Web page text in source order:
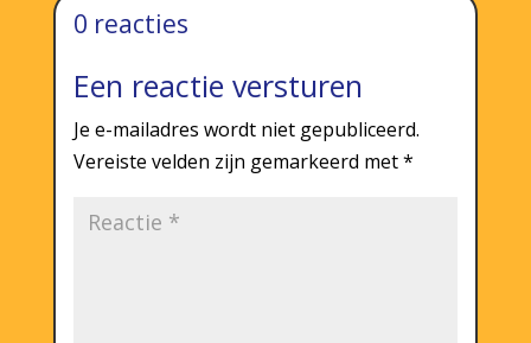
0 reacties
Een reactie versturen
Je e-mailadres wordt niet gepubliceerd.
Vereiste velden zijn gemarkeerd met*